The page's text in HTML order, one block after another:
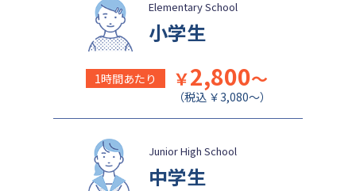
盛岡白百合学園中学校 関西学院千里国際中等部
Elementary School
小学生
1時間あたり ￥2,800～
（税込 ￥3,080～）
Junior High School
中学生